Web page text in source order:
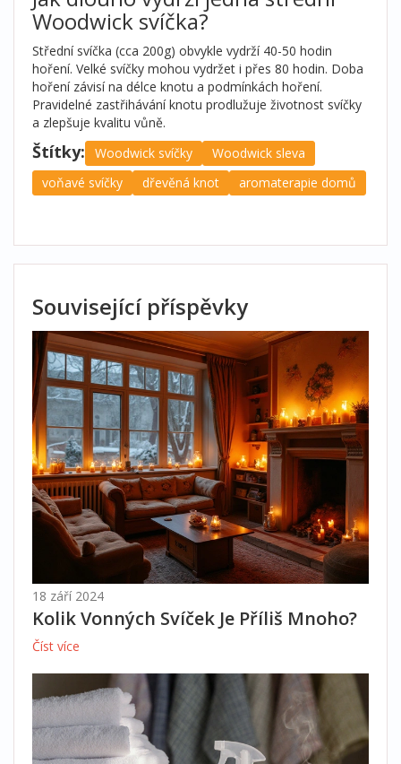
Woodwick svíčka?
Střední svíčka (cca 200g) obvykle vydrží 40-50 hodin
hoření. Velké svíčky mohou vydržet i přes 80 hodin. Doba
hoření závisí na délce knotu a podmínkách hoření.
Pravidelné zastřihávání knotu prodlužuje životnost svíčky
a zlepšuje kvalitu vůně.
Štítky: Woodwick svíčky
Woodwick sleva
voňavé svíčky
dřevěná knot aromaterapie domů
Související příspěvky
18 září 2024
Kolik Vonných Svíček Je Příliš Mnoho?
Číst více